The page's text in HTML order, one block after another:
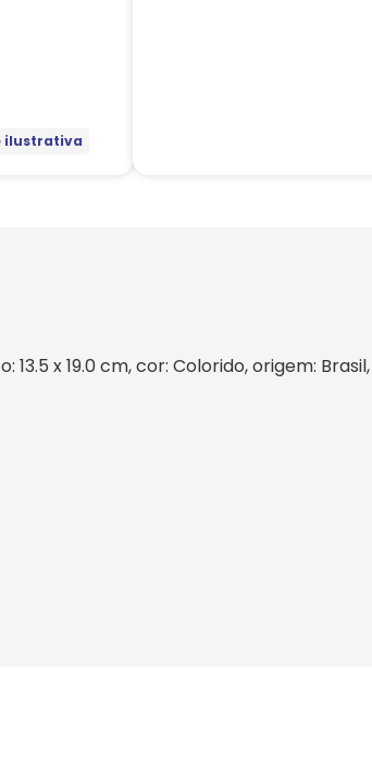
ilustrativa
x 19.0 cm, cor: Colorido, origem: